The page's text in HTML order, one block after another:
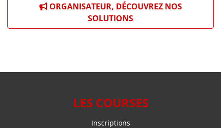
ORGANISATEUR, DÉCOUVREZ NOS
SOLUTIONS
LES COURSES
Inscriptions